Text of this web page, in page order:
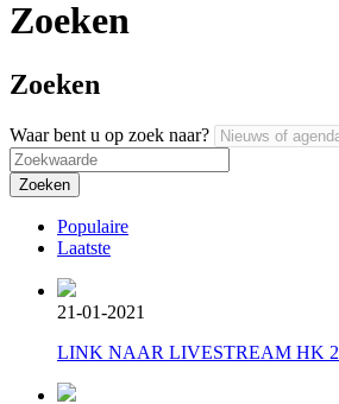
Zoeken
Zoeken
Waar bent u op zoek naar?
Populaire
Laatste
21-01-2021
LINK NAAR LIVESTREAM HK